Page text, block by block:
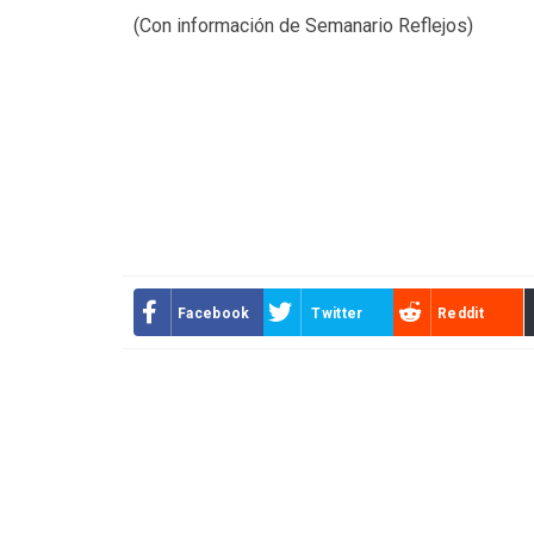
(Con información de Semanario Reflejos)
Facebook Twitter Reddit